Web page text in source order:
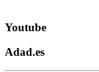
Youtube
Adad.es